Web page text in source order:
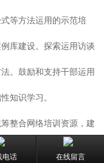
等方法运用的示范培
库建设。探索运用访谈
。鼓励和支持干部运用
知识学习。
整合网络培训资源，建
训体系。加强网络培训
电话 在线留言